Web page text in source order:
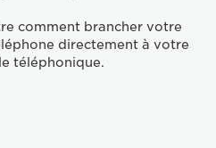
comment brancher votre
directement à votre
téléphonique.